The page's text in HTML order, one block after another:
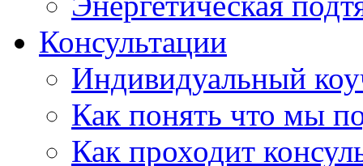
Консультации
Индивидуальный
Как понять что мы
Как проходит